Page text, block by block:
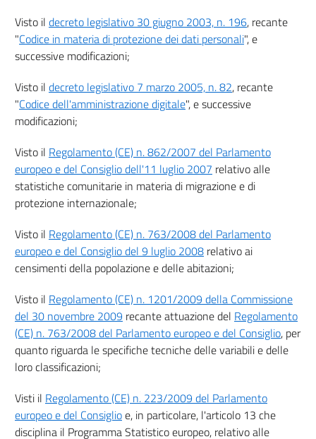
Visto il decreto legislativo 30 giugno 2003, n. 196, recante
"Codice in materia di protezione dei dati personali", e
successive modificazioni;
Visto il decreto legislativo 7 marzo 2005, n. 82, recante
"Codice dell'amministrazione digitale", e successive
modificazioni;
Visto il Regolamento (CE) n. 862/2007 del Parlamento
europeo e del Consiglio dell'11 luglio 2007 relativo alle
statistiche comunitarie in materia di migrazione e di
protezione internazionale;
Visto il Regolamento (CE) n. 763/2008 del Parlamento
europeo e del Consiglio del 9 luglio 2008 relativo ai
censimenti della popolazione e delle abitazioni;
Visto il Regolamento (CE) n. 1201/2009 della Commissione
del 30 novembre 2009 recante attuazione del Regolamento
(CE) n. 763/2008 del Parlamento europeo e del Consiglio, per
quanto riguarda le specifiche tecniche delle variabili e delle
loro classificazioni;
Visti il Regolamento (CE) n. 223/2009 del Parlamento
europeo e del Consiglioe, in particolare, l'articolo 13 che
disciplina il Programma Statistico europeo, relativo alle